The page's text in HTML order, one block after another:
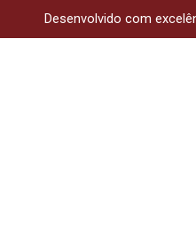
Desenvolvido com